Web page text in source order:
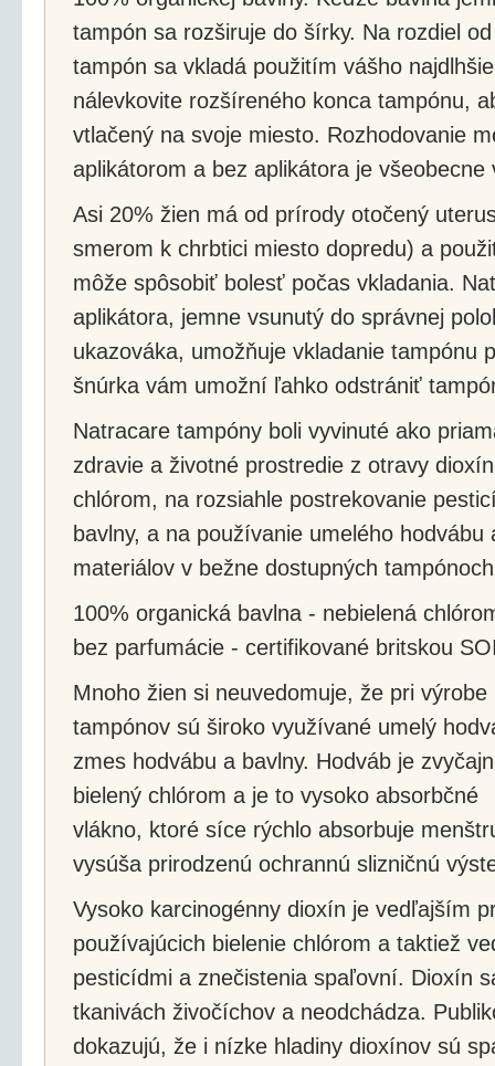
tampón sa rozširuje do šírky. Na rozdiel
tampón sa vkladá použitím vášho
nálevkovite rozšíreného konca tampónu,
vtlačený na svoje miesto. Rozhodovanie
aplikátorom a bez aplikátora je
Asi 20% žien má od prírody otočený
smerom k chrbtici miesto dopredu) a
môže spôsobiť bolesť počas vkladania.
aplikátora, jemne vsunutý do správnej
ukazováka, umožňuje vkladanie tampónu
šnúrka vám umožní ľahko odstrániť
Natracare tampóny boli vyvinuté ako
zdravie a životné prostredie z otravy
chlórom, na rozsiahle postrekovanie
bavlny, a na používanie umelého hodvábu
materiálov v bežne dostupných
100% organická bavlna - nebielená
bez parfumácie - certifikované britskou
Mnoho žien si neuvedomuje, že pri výrobe
tampónov sú široko využívané umelý
zmes hodvábu a bavlny. Hodváb je
bielený chlórom a je to vysoko absorbčné
vlákno, ktoré síce rýchlo absorbuje
vysúša prirodzenú ochrannú slizničnú
Vysoko karcinogénny dioxín je vedľajším
používajúcich bielenie chlórom a taktiež
pesticídmi a znečistenia spaľovní. Dioxín
tkanivách živočíchov a neodchádza.
dokazujú, že i nízke hladiny dioxínov sú